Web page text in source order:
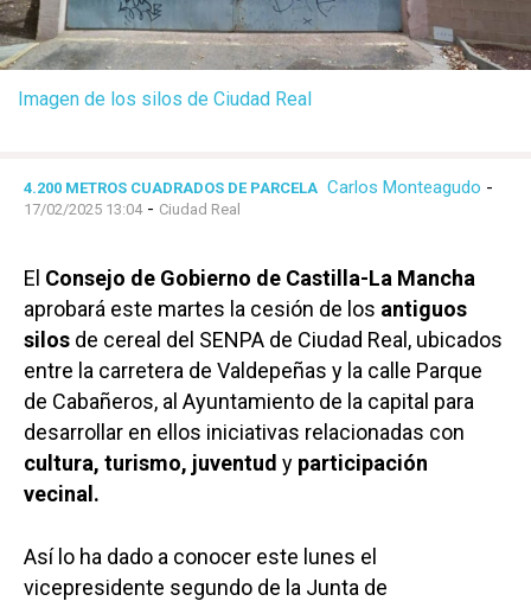
Imagen de los silos de Ciudad Real
4.200 METROS CUADRADOS DE PARCELA Carlos Monteagudo -
17/02/2025 13:04- Ciudad Real
El Consejo de Gobierno de Castilla-La Mancha
aprobará este martes la cesión de los antiguos
silos de cereal del SENPA de Ciudad Real, ubicados
entre la carretera de Valdepeñas y la calle Parque
de Cabañeros, al Ayuntamiento de la capital para
desarrollar en ellos iniciativas relacionadas con
cultura, turismo, juventud y participación
vecinal.
Así lo ha dado a conocer este lunes el
vicepresidente segundo de la Junta de